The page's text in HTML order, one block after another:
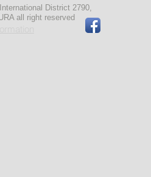
District 2790,
all right reserved